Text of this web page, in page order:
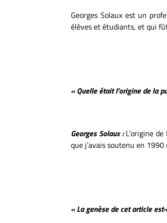
Georges Solaux est un
élèves et étudiants, et qui
« Quelle était l’origine de la
Georges Solaux :L’origine
que j’avais soutenu en
« La genèse de cet article